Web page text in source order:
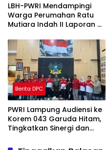
LBH-PWRI Mendampingi
Warga Perumahan Ratu
Mutiara Indah II Laporan Di
Berita DPC
PWRI Lampung Audiensi ke
Korem 043 Garuda Hitam,
Tingkatkan Sinergi dan